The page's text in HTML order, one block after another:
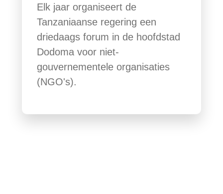
Elk jaar organiseert de
Tanzaniaanse regering een
driedaags forum in de hoofdstad
Dodoma voor niet-
gouvernementele organisaties
(NGO's).